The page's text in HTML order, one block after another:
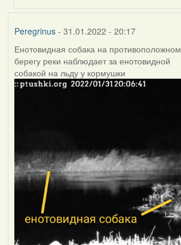
Peregrinus- 31.01.2022 - 20:17
Енотовидная собака на противоположном
берегу реки наблюдает за енотовидной
собакой на льду у кормушки